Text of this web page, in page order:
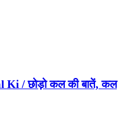
/ छोड़ो कल की बातें, कल